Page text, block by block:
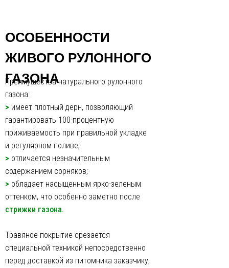
ОСОБЕННОСТИ
ЖИВОГО РУЛОННОГО
ГАЗОНА
Преимущества натурального рулонного
газона:
> имеет плотный дерн, позволяющий
гарантировать 100-процентную
приживаемость при правильной укладке
и регулярном поливе;
> отличается незначительным
содержанием сорняков;
> обладает насыщенным ярко-зеленым
оттенком, что особенно заметно после
стрижки газона.
Травяное покрытие срезается
специальной техникой непосредственно
перед доставкой из питомника заказчику,